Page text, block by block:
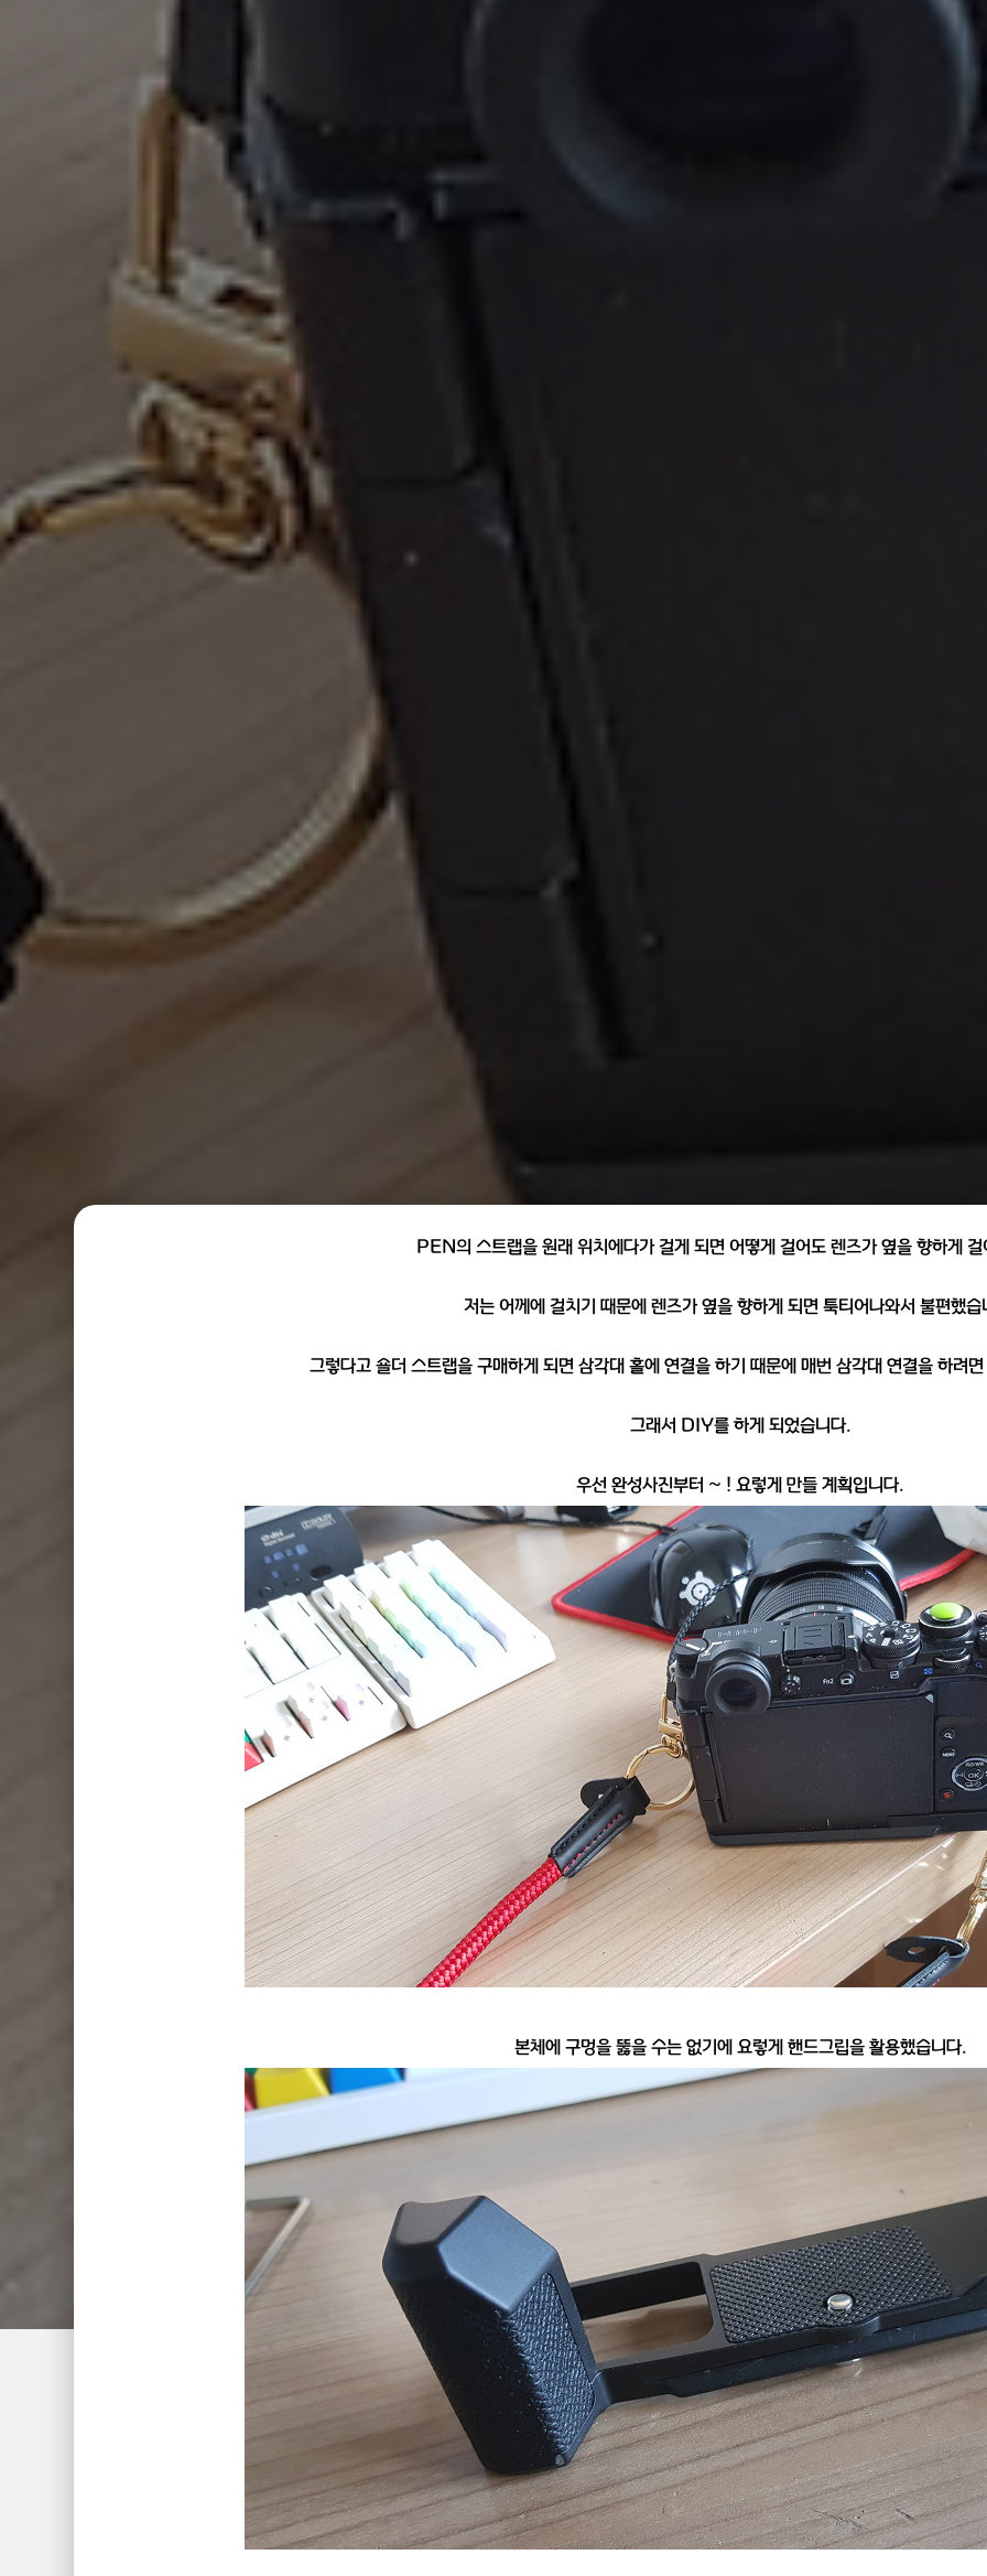
PEN의 스트랩을 원래 위치에다가 걸게 되면 어떻게 걸어도 렌즈가 옆을 향하게
저는 어께에 걸치기 때문에 렌즈가 옆을 향하게 되면 툭티어나와서 불편했습
그렇다고 숄더 스트랩을 구매하게 되면 삼각대 홀에 연결을 하기 때문에 매번 삼각대 연결을 하려
그래서 DIY를 하게 되었습니다.
우선 완성사진부터 ~ ! 요렇게 만들 계획입니다.
본체에 구멍을 뚫을 수는 없기에 요렇게 핸드그립을 활용했습니다.